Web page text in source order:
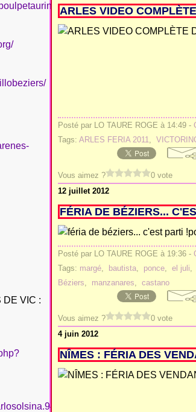
DE VIC :
ARLES VIDEO
Posté par LO TAURE ROGE à 14:49 -
Tags: ARLES FERIA 2011,
Vous aimez ?
0 vote
12 juillet 2012
FÉRIA DE BÉZIERS...
Posté par LO TAURE ROGE à 19:36 -
Tags: margé, bautista, ponce, el juli,
Béziers, manzanares, castano
Vous aimez ?
0 vote
4 juin 2012
NÎMES : FÉRIA DES